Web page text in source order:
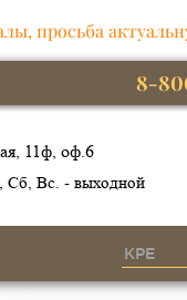
просьба
8-
11ф, оф.6
Сб, Вс. - выходной